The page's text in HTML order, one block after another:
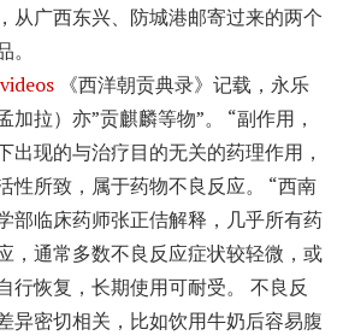
从广西东兴、防城港邮寄过来的两个
《西洋朝贡典录》记载，永乐
拉）亦”贡麒麟等物”。 “副作用，
出现的与治疗目的无关的药理作用，
性所致，属于药物不良反应。 “西南
部临床药师张正佶解释，几乎所有药
，通常多数不良反应症状较轻微，或
行恢复，长期使用可耐受。 不良反
异密切相关，比如饮用牛奶后容易腹